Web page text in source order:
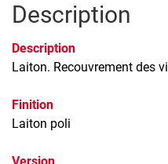
Description
Description
Laiton. Recouvrement des
Finition
Laiton poli